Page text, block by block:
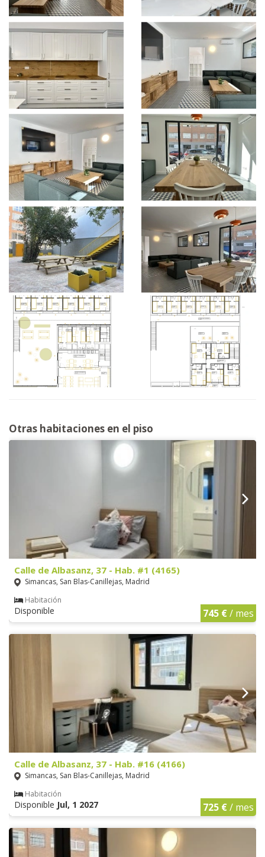
Otras habitaciones en el piso
Calle de Albasanz, 37 - Hab. #1 (4165)
Simancas, San Blas-Canillejas, Madrid
Habitación
Disponible 745 €/ mes
Calle de Albasanz, 37 - Hab. #16 (4166)
Simancas, San Blas-Canillejas, Madrid
Habitación
Disponible Jul, 1 2027 725 €/ mes